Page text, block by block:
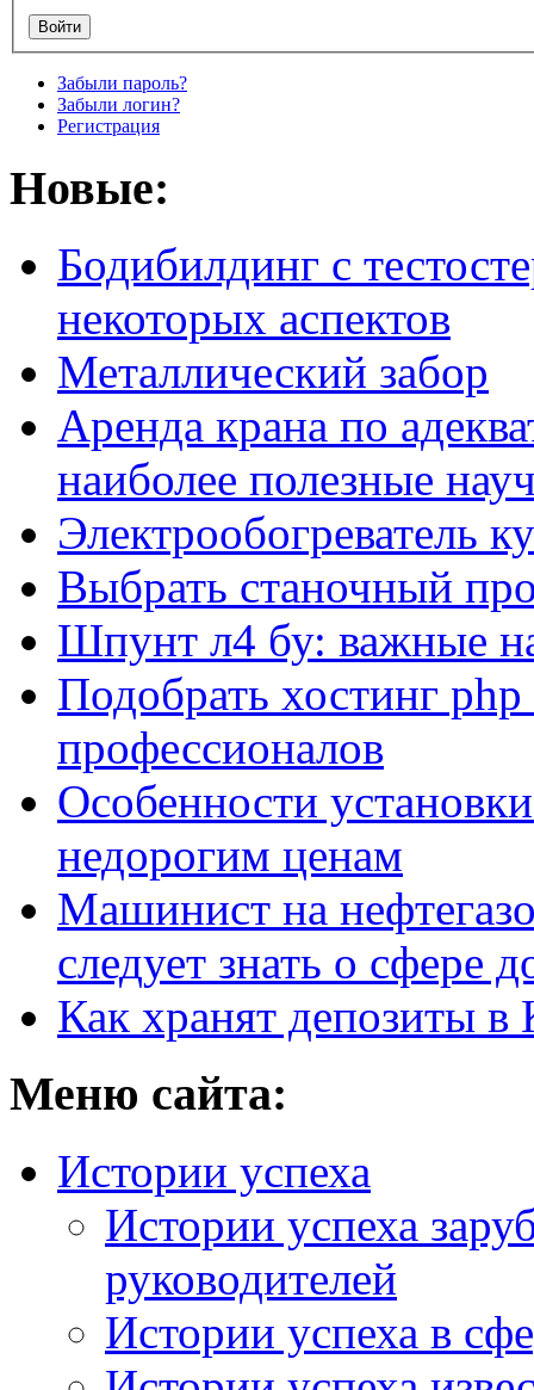
Забыли пароль?
Забыли логин?
Регистрация
Новые:
Бодибилдинг с
некоторых аспектов
Металлический забор
Аренда крана по
наиболее полезные
Электрообогреватель
Выбрать станочный
Шпунт л4 бу: важные
Подобрать хостинг
профессионалов
Особенности
недорогим ценам
Машинист на
следует знать о сфере
Как хранят депозиты в
Меню сайта:
Истории успеха
Истории успеха
руководителей
Истории успеха в